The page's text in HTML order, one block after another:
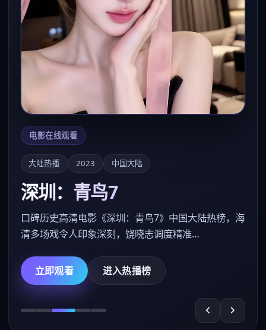
电影在线观看
大陆热播 2023 中国大陆
深圳：青鸟7
口碑历史高清电影《深圳：青鸟7》中国大陆热榜，海
清多场戏令人印象深刻，饶晓志调度精准…
立即观看 进入热播榜